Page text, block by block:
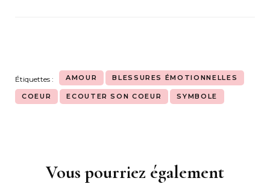
Étiquettes : AMOUR BLESSURES ÉMOTIONNELLES
COEUR ECOUTER SON COEUR SYMBOLE
NavigationVous pourriez également